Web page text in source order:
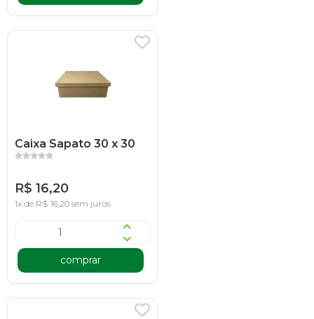
Caixa Sapato 30 x 30
R$ 16,20
1x de R$ 16,20 sem juros
comprar